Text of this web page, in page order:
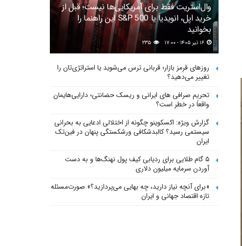
وال‌استریت فقط برای آمریکایی‌ها نیست؛ قبل از
خرید اپل، انویدیا یا S&P 500 این راهنما را
بخوانید
روزهای قرمز بازار؛ قربانی ترس می‌شوید یا استراتژی‌تان را
تغییر می‌دهید؟
تحریم صرافی های ایرانی و ریسک حضانتی؛ دارایی‌هایمان
واقعاً در خطر است؟
گزارش ویژه: اکسکوینو چگونه از اختلالی ادعایی به بحرانی
سیستمی رسید؟ کالبدشکافی ورشکستگی پنهان در فین‌تک
ایران
۵ گام طلایی برای ردیابی کیف پول‌ نهنگ‌ها و به دست
آوردن سرمایه میلیون دلاری
«برای آنچه نیاز دارید، چه بهایی می‌پردازید؟» صورت‌مسئله
تازه اقتصاد جهانی و ایران